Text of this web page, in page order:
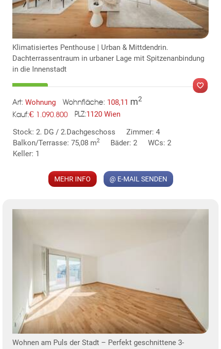
Klimatisiertes Penthouse | Urban & Mittdendrin.
Dachterrassentraum in urbaner Lage mit Spitzenanbindung
in die Innenstadt
Art: Wohnung Wohnfläche: 108,11 m2
Kauf:€ 1.090.800 PLZ:1120 Wien
Stock: 2. DG / 2.Dachgeschoss
Zimmer: 4
Balkon/Terrasse: 75,08 m2 Bäder: 2
WCs: 2
Keller: 1
MEHR INFO @ E-MAIL SENDEN
Wohnen am Puls der Stadt – Perfekt geschnittene 3-